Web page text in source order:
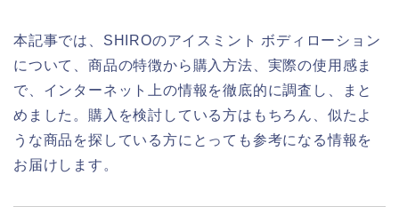
本記事では、SHIROのアイスミント ボディローション
について、商品の特徴から購入方法、実際の使用感ま
で、インターネット上の情報を徹底的に調査し、まと
めました。購入を検討している方はもちろん、似たよ
うな商品を探している方にとっても参考になる情報を
お届けします。